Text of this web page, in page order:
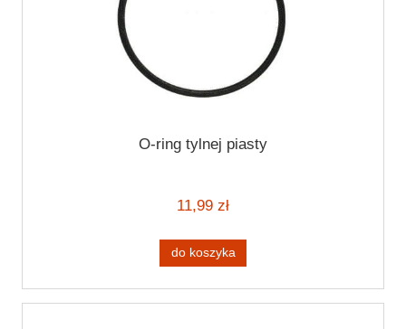
O-ring tylnej piasty
11,99 zł
do koszyka